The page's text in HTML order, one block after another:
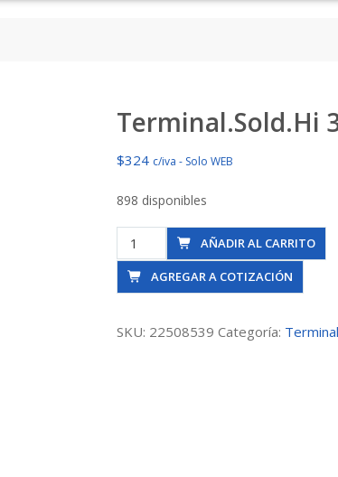
Terminal.Sold.Hi
$324 c/iva - Solo WEB
898 disponibles
Terminal.Sold.Hi
32Mm
cantidad
AÑADIR AL CARRITO
AGREGAR A COTIZACIÓN
SKU: 22508539 Categoría: